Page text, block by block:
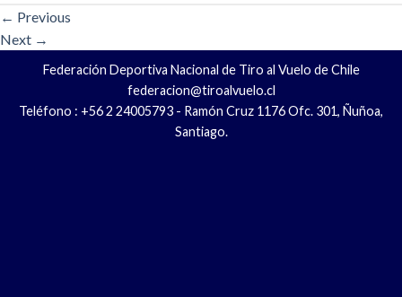
← Previous
Next →
Federación Deportiva Nacional de Tiro al Vuelo de Chile
federacion@tiroalvuelo.cl
Teléfono : +56 2 24005793 - Ramón Cruz 1176 Ofc. 301, Ñuñoa,
Santiago.